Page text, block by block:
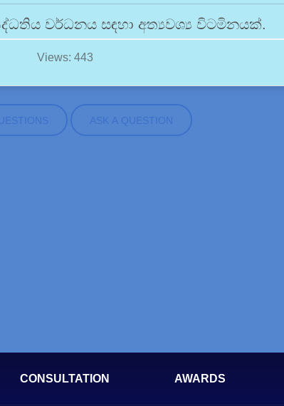
වර්ධනය සඳහා අත්‍යවශ්‍ය විටමිනයක්.
Views: 443
ASK A QUESTION
CONSULTATION AWARDS